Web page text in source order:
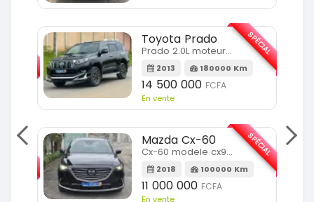
SPÉCIAL
Toyota Prado
Prado 2.0L moteur d4d
2013 180000 Km
14 500 000 FCFA
En vente
SPÉCIAL
Mazda Cx-60
Cx-60 modele cx9 full option
2018 100000 Km
11 000 000 FCFA
En vente
SPÉCIAL